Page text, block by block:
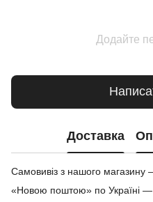
Додайте
Доставка
Самовивіз з нашого магазину
«Новою поштою» по Україні —